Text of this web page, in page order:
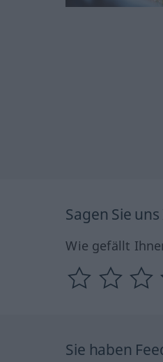
Sagen Sie
Wie gefällt
Sie haben